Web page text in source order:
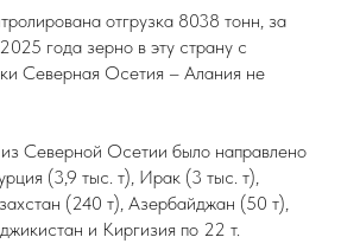
отгрузка 8038 тонн, за
года зерно в эту страну с
Северная Осетия – Алания не
Северной Осетии было направлено
(3,9 тыс. т), Ирак (3 тыс. т),
(240 т), Азербайджан (50 т),
и Киргизия по 22 т.